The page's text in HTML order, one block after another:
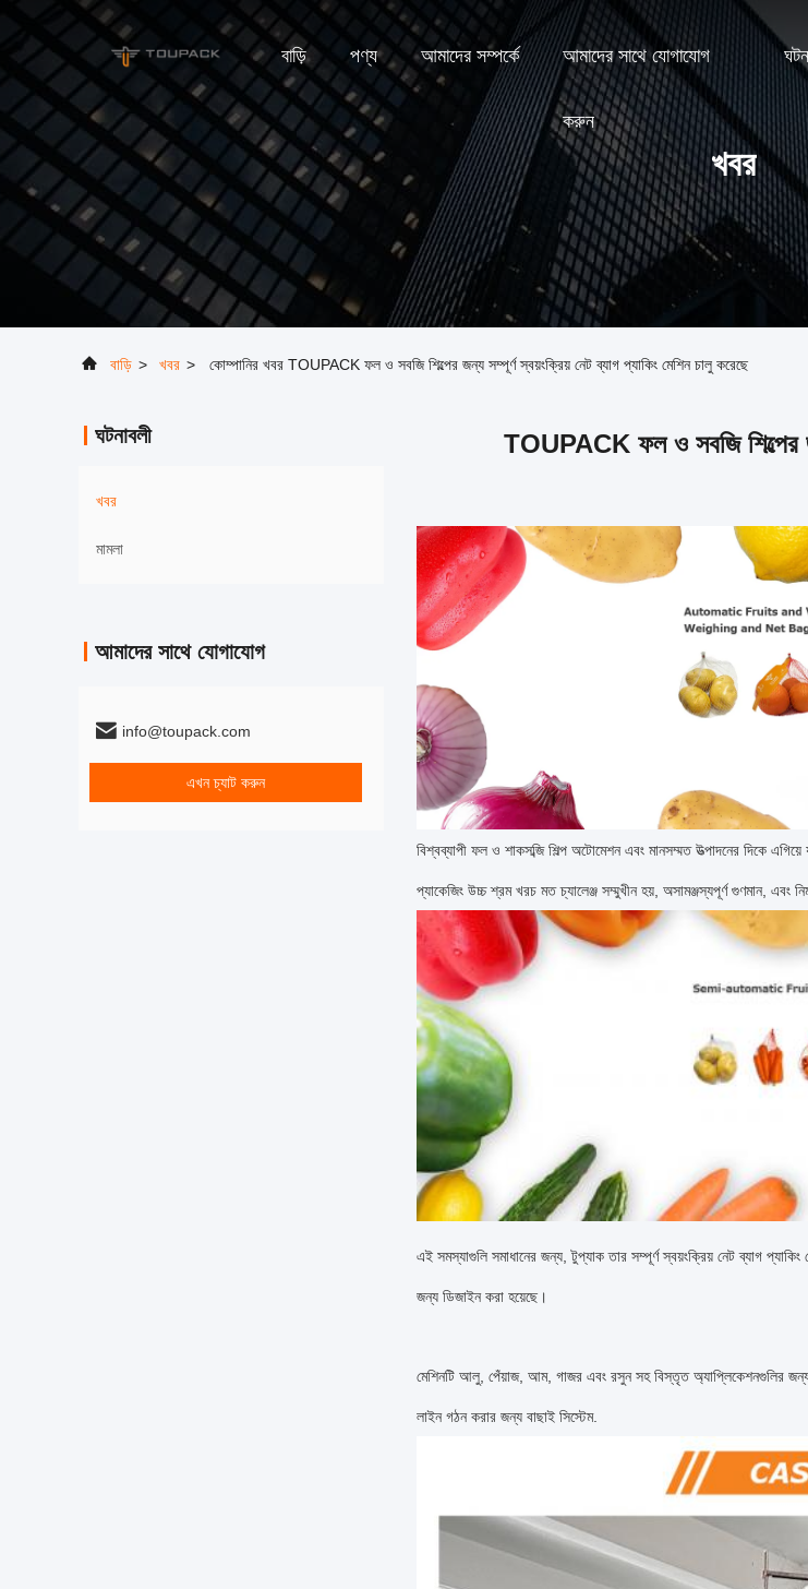
বাড়ি পণ্য আমাদের সম্পর্কে আমাদের সাথে যোগাযোগ
করুন
খবর
বাড়ি > খবর > কোম্পানির খবর TOUPACK ফল ও সবজি শিল্পের জন্য সম্পূর্ণ স্বয়ংক্রিয় নেট ব্যাগ প্যাকিং মেশিন চালু করেছে
ঘটনাবলী
খবর
মামলা
আমাদের সাথে যোগাযোগ
info@toupack.com
এখন চ্যাট করুন
TOUPACK ফল ও সবজি শিল্পের
বিশ্বব্যাপী ফল ও শাকসব্জি শিল্প অটোমেশন এবং মানসম্মত উত্পাদনের দিকে
প্যাকেজিং উচ্চ শ্রম খরচ মত চ্যালেঞ্জ সম্মুখীন হয়, অসামঞ্জস্যপূর্ণ গুণমান, এবং
এই সমস্যাগুলি সমাধানের জন্য, টুপ্যাক তার সম্পূর্ণ স্বয়ংক্রিয় নেট ব্যাগ
জন্য ডিজাইন করা হয়েছে।
মেশিনটি আলু, পেঁয়াজ, আম, গাজর এবং রসুন সহ বিস্তৃত অ্যাপ্লিকেশনগুলির জন্য
লাইন গঠন করার জন্য বাছাই সিস্টেম.